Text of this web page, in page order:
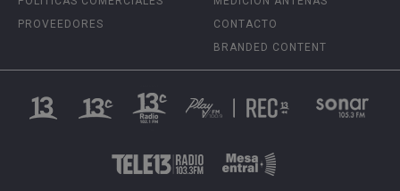
PROVEEDORES
CONTACTO
BRANDED CONTENT